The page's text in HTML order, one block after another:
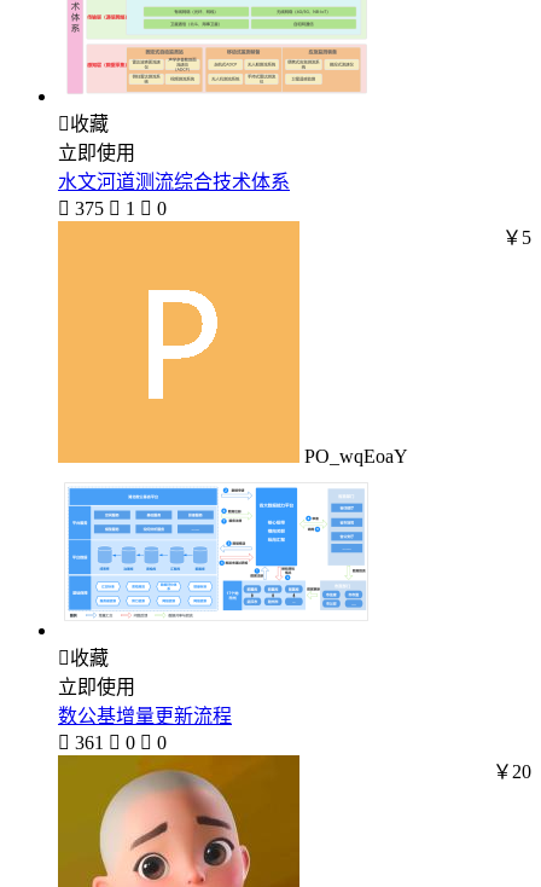
收藏
立即使用
水文河道测流综合技术体系
 375  1  0
PO_wqEoaY
￥5
收藏
立即使用
数公基增量更新流程
 361  0  0
￥20